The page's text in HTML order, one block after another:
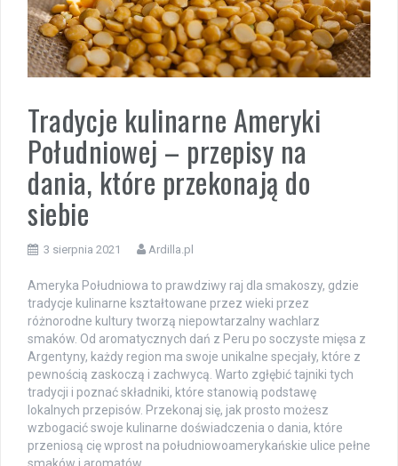
Tradycje kulinarne Ameryki
Południowej – przepisy na
dania, które przekonają do
siebie
3 sierpnia 2021 Ardilla.pl
Ameryka Południowa to prawdziwy raj dla smakoszy, gdzie
tradycje kulinarne kształtowane przez wieki przez
różnorodne kultury tworzą niepowtarzalny wachlarz
smaków. Od aromatycznych dań z Peru po soczyste mięsa z
Argentyny, każdy region ma swoje unikalne specjały, które z
pewnością zaskoczą i zachwycą. Warto zgłębić tajniki tych
tradycji i poznać składniki, które stanowią podstawę
lokalnych przepisów. Przekonaj się, jak prosto możesz
wzbogacić swoje kulinarne doświadczenia o dania, które
przeniosą cię wprost na południowoamerykańskie ulice pełne